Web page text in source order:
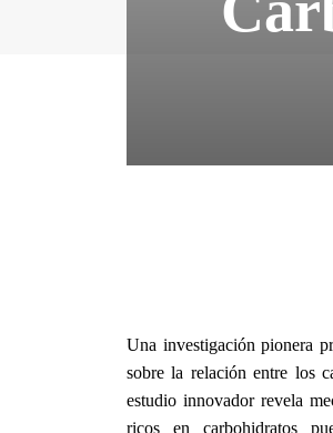
Una investigación pionera
sobre la relación entre los
estudio innovador revela
ricos en carbohidratos